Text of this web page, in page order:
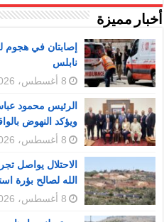
أخبار مميزة
إصابتان في
نابلس
8 أغسطس، 2026
الرئيس محمود
ويؤكد النهوض
8 أغسطس، 2026
الاحتلال يواصل
الله لصالح بؤرة
8 أغسطس، 2026